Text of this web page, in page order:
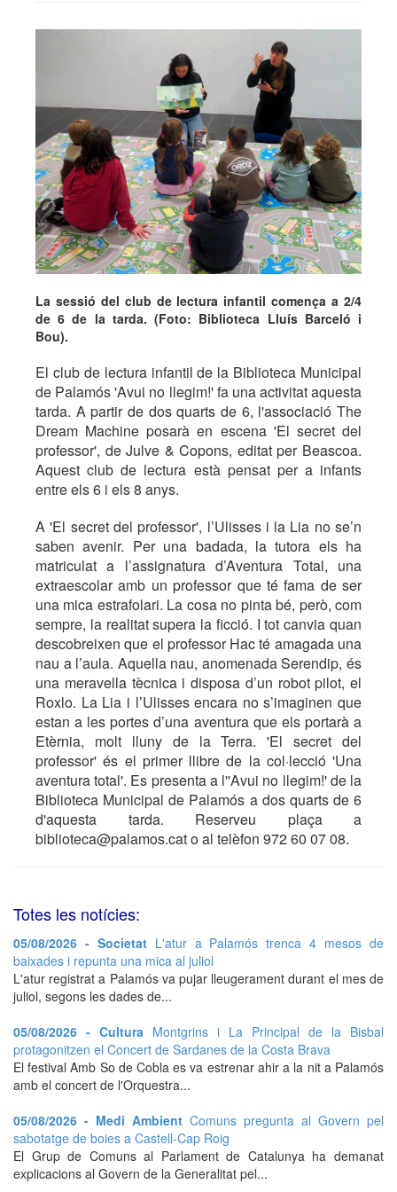
La sessió del club de lectura infantil comença a 2/4
de 6 de la tarda. (Foto: Biblioteca Lluís Barceló i
Bou).
El club de lectura infantil de la Biblioteca Municipal
de Palamós 'Avui no llegim!' fa una activitat aquesta
tarda. A partir de dos quarts de 6, l'associació The
Dream Machine posarà en escena 'El secret del
professor', de Julve & Copons, editat per Beascoa.
Aquest club de lectura està pensat per a infants
entre els 6 i els 8 anys.
A 'El secret del professor', l’Ulisses i la Lia no se’n
saben avenir. Per una badada, la tutora els ha
matriculat a l’assignatura d’Aventura Total, una
extraescolar amb un professor que té fama de ser
una mica estrafolari. La cosa no pinta bé, però, com
sempre, la realitat supera la ficció. I tot canvia quan
descobreixen que el professor Hac té amagada una
nau a l’aula. Aquella nau, anomenada Serendip, és
una meravella tècnica i disposa d’un robot pilot, el
Roxlo. La Lia i l’Ulisses encara no s’imaginen que
estan a les portes d’una aventura que els portarà a
Etèrnia, molt lluny de la Terra. 'El secret del
professor' és el primer llibre de la col·lecció 'Una
aventura total'. Es presenta a l''Avui no llegim!' de la
Biblioteca Municipal de Palamós a dos quarts de 6
d'aquesta tarda. Reserveu plaça a
biblioteca@palamos.cat o al telèfon 972 60 07 08.
Totes les notícies:
05/08/2026 - Societat L'atur a Palamós trenca 4 mesos de
baixades i repunta una mica al juliol
L'atur registrat a Palamós va pujar lleugerament durant el mes de
juliol, segons les dades de...
05/08/2026 - Cultura Montgrins i La Principal de la Bisbal
protagonitzen el Concert de Sardanes de la Costa Brava
El festival Amb So de Cobla es va estrenar ahir a la nit a Palamós
amb el concert de l'Orquestra...
05/08/2026 - Medi Ambient Comuns pregunta al Govern pel
sabotatge de boies a Castell-Cap Roig
El Grup de Comuns al Parlament de Catalunya ha demanat
explicacions al Govern de la Generalitat pel...